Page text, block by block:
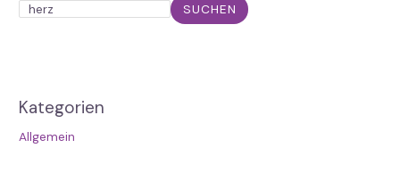
SUCHEN
Kategorien
Allgemein